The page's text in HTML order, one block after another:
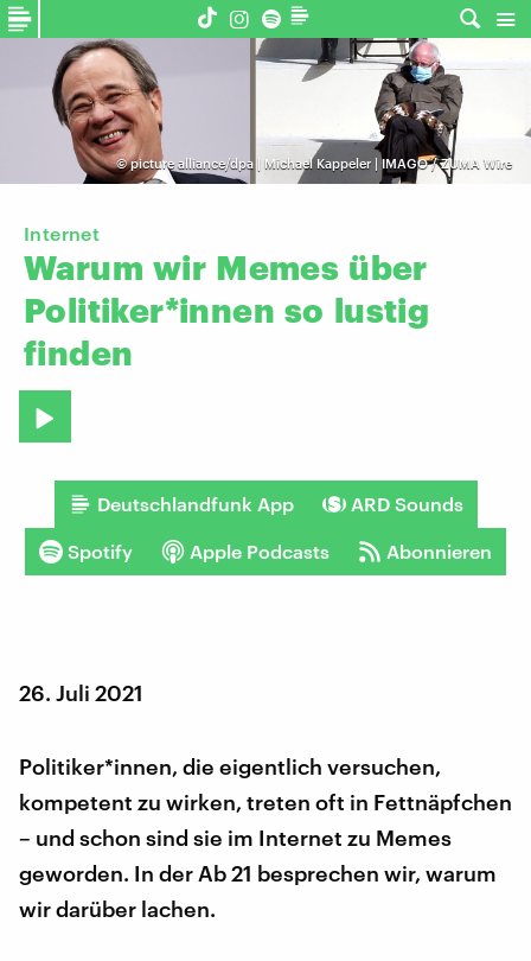
©picture alliance/dpa | Michael Kappeler | IMAGO / ZUMA Wire
Internet
Warum wir Memes über
Politiker*innen so lustig
finden
Deutschlandfunk App ARD Sounds
Spotify Apple Podcasts Abonnieren
26. Juli 2021
Politiker*innen, die eigentlich versuchen,
kompetent zu wirken, treten oft in Fettnäpfchen
– und schon sind sie im Internet zu Memes
geworden. In der Ab 21 besprechen wir, warum
wir darüber lachen.